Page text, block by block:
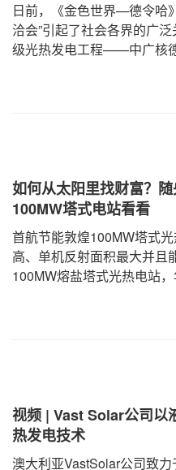
日前，《金色世界—德令哈
洽会”引起了社会各界的广
级光热发电工程——中广核
如何从太阳里找财富？
100MW塔式电站看看
首航节能敦煌100MW塔式
高、单机反射面积最大并且
100MW熔盐塔式光热电站
是在太阳光中掘金的典型
视频 | Vast Solar公司以
热发电技术
澳大利亚VastSolar公司致